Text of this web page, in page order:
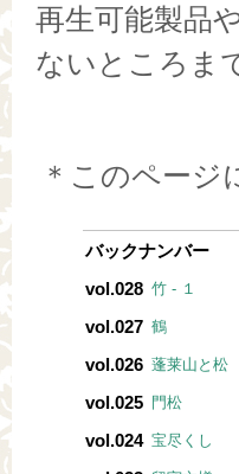
再生可能製品
ないところま
＊このページ
バックナンバー
vol.028 竹 - １
vol.027 鶴
vol.026 蓬莱山と松
vol.025 門松
vol.024 宝尽くし